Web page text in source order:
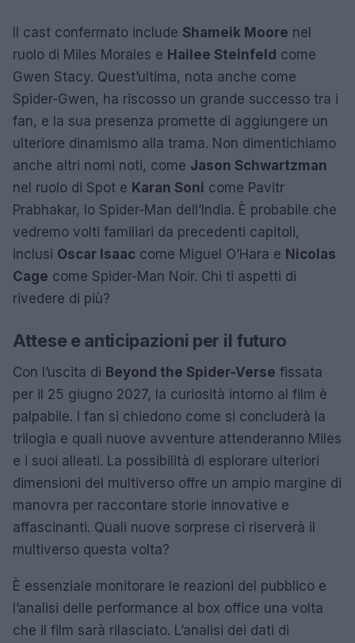
Il cast confermato include Shameik Moore nel
ruolo di Miles Morales e Hailee Steinfeld come
Gwen Stacy. Quest’ultima, nota anche come
Spider-Gwen, ha riscosso un grande successo tra i
fan, e la sua presenza promette di aggiungere un
ulteriore dinamismo alla trama. Non dimentichiamo
anche altri nomi noti, come Jason Schwartzman
nel ruolo di Spot e Karan Soni come Pavitr
Prabhakar, lo Spider-Man dell’India. È probabile che
vedremo volti familiari da precedenti capitoli,
inclusi Oscar Isaac come Miguel O’Hara e Nicolas
Cage come Spider-Man Noir. Chi ti aspetti di
rivedere di più?
Attese e anticipazioni per il futuro
Con l’uscita di Beyond the Spider-Verse fissata
per il 25 giugno 2027, la curiosità intorno al film è
palpabile. I fan si chiedono come si concluderà la
trilogia e quali nuove avventure attenderanno Miles
e i suoi alleati. La possibilità di esplorare ulteriori
dimensioni del multiverso offre un ampio margine di
manovra per raccontare storie innovative e
affascinanti. Quali nuove sorprese ci riserverà il
multiverso questa volta?
È essenziale monitorare le reazioni del pubblico e
l’analisi delle performance al box office una volta
che il film sarà rilasciato. L’analisi dei dati di